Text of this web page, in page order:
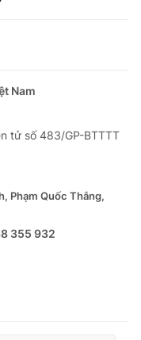
Nam
tử số 483/GP-BTTTT
Phạm Quốc Thắng,
355 932